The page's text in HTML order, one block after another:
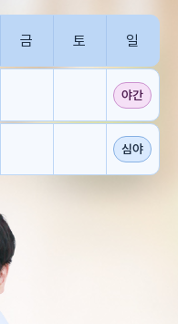
금 토 일
야간
심야